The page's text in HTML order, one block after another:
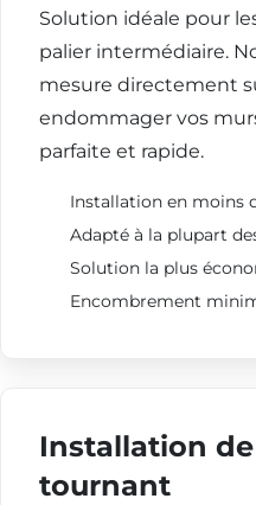
Solution idéale pour
palier intermédiaire.
mesure directement
endommager vos
parfaite et rapide.
Installation en moins
Adapté à la plupart
Solution la plus
Encombrement
Installation
tournant